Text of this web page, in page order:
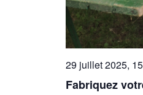
29 juillet 2025,
Fabriquez